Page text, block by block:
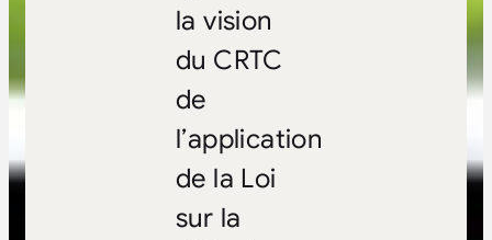
la vision
du CRTC
de
l’application
de la Loi
sur la